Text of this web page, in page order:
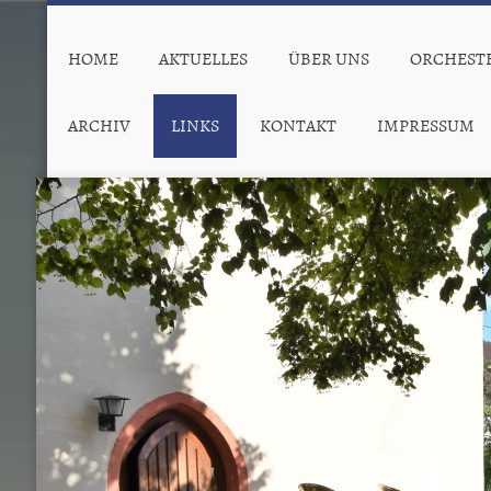
HOME AKTUELLES ÜBER UNS
ARCHIV LINKS KONTAKT IMPRESSUM